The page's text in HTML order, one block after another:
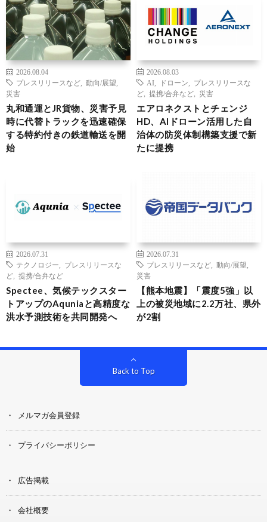
2026.08.04
プレスリリースなど
動向/展望
災害
丸和通運とJR貨物、災害予見
時に代替トラックを迅速確保
する特約付きの鉄道輸送を開
始
2026.08.03
AI
ドローン
プレスリリースな
ど
提携/合弁など 災害
エアロネクストとチェンジ
HD、AIドローン活用した自
治体の防災体制構築支援で新
たに提携
2026.07.31
テクノロジー
プレスリリースな
ど
提携/合弁など
Spectee、気候テックスター
トアップのAquniaと高精度な
洪水予測技術を共同開発へ
2026.07.31
プレスリリースなど
動向/展望
災害
【熊本地震】「震度5強」以
上の被災地域に2.2万社、県外
が2割
Back to Top
メルマガ会員登録
プライバシーポリシー
広告掲載
会社概要